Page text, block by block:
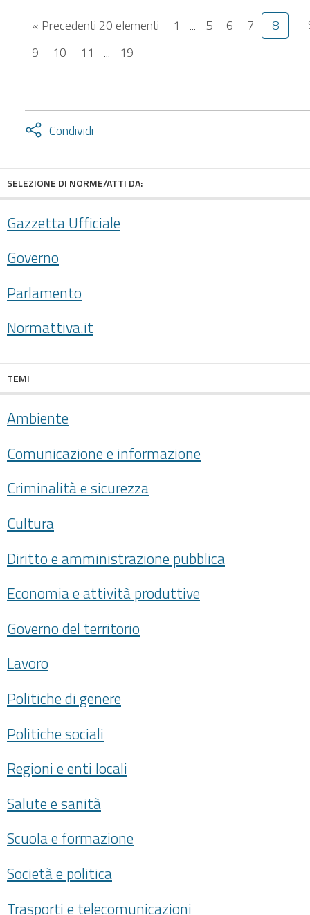
« Precedenti 20 elementi 1 ... 5 6 7
8
9
10 11 ... 19
Condividi
Attiva
SELEZIONE DI NORME/ATTI DA:
Gazzetta Ufficiale
Governo
Parlamento
Normattiva.it
TEMI
Ambiente
Comunicazione e informazione
Criminalità e sicurezza
Cultura
Diritto e amministrazione pubblica
Economia e attività produttive
Governo del territorio
Lavoro
Politiche di genere
Politiche sociali
Regioni e enti locali
Salute e sanità
Scuola e formazione
Società e politica
Trasporti e telecomunicazioni